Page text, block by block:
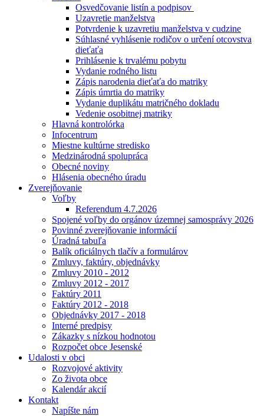
Osvedčovanie listín a podpisov
Uzavretie manželstva
Potvrdenie k uzavretiu manželstva v cudzine
Súhlasné vyhlásenie rodičov o určení otcovstva
dieťaťa
Prihlásenie k trvalému pobytu
Vydanie rodného listu
Zápis narodenia dieťaťa do matriky
Zápis úmrtia do matriky
Vydanie duplikátu matričného dokladu
Vedenie osobitnej matriky
Hlavná kontrolórka
Infocentrum
Miestne kultúrne stredisko
Medzinárodná spolupráca
Obecné noviny
Hlásenia obecného úradu
Zverejňovanie
Voľby
Referendum 4.7.2026
Spojené voľby do orgánov územnej samosprávy 2026
Povinné zverejňovanie informácií
Úradná tabuľa
Balík oficiálnych tlačív a formulárov
Zmluvy, faktúry, objednávky
Zmluvy 2010 - 2012
Zmluvy 2012 - 2017
Faktúry 2011
Faktúry 2012 - 2018
Objednávky 2017 - 2018
Interné predpisy
Zákazky s nízkou hodnotou
Rozpočet obce Jesenské
Udalosti v obci
Rozvojové aktivity
Zo života obce
Kalendár akcií
Kontakt
Napíšte nám